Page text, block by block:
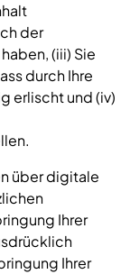
der
(iii) Sie
durch Ihre
erlischt und (iv)
über digitale
Ihrer
Ihrer